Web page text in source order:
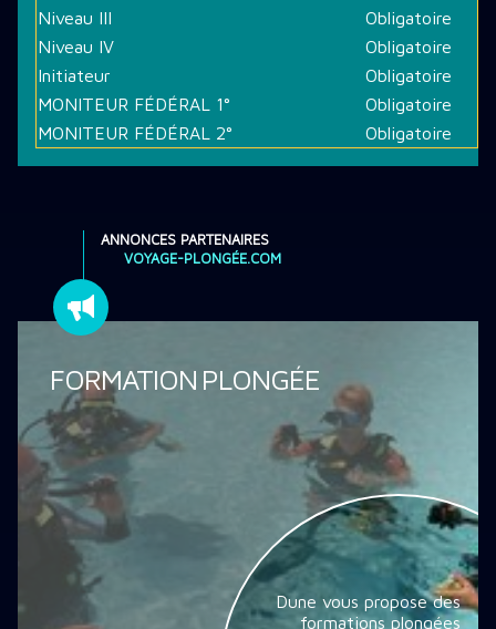
Niveau III
Obligatoire
Niveau IV
Obligatoire
Initiateur
Obligatoire
MONITEUR FÉDÉRAL 1°
Obligatoire
MONITEUR FÉDÉRAL 2°
Obligatoire
ANNONCES PARTENAIRES
VOYAGE-PLONGÉE.COM
FORMATION PLONGÉE
Dune vous propose des
formations plongées